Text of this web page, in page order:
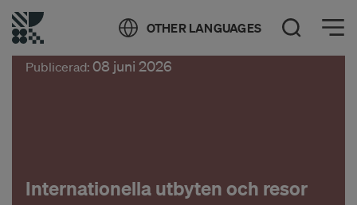
OTHER LANGUAGES Öppna sök
Öppna meny
Publicerad: 08 juni 2026
Internationella utbyten och resor